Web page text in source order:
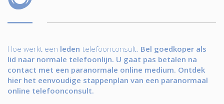
Hoe werkt een leden-telefoonconsult. Bel goedkoper als
lid naar normale telefoonlijn. U gaat pas betalen na
contact met een paranormale online medium. Ontdek
hier het eenvoudige stappenplan van een paranormaal
online telefoonconsult.